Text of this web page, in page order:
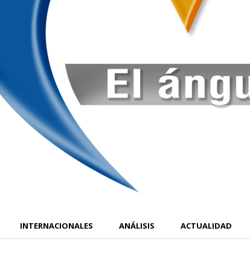
INTERNACIONALES ANÁLISIS ACTUALIDAD